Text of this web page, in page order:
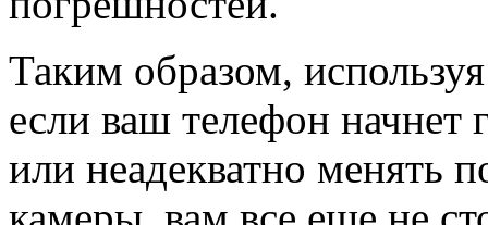
Таким образом,
если ваш телефон
или неадекватно менять